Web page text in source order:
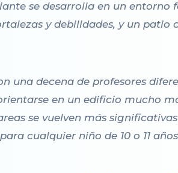
se desarrolla en un entorno
y debilidades, y un patio
una decena de profesores
en un edificio mucho
se vuelven más
cualquier niño de 10 o 11